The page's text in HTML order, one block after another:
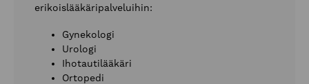
erikoislääkäripalveluihin:
Gynekologi
Urologi
Ihotautilääkäri
Ortopedi